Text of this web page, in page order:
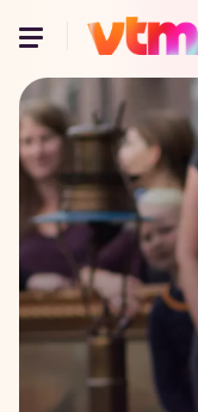
Voor je
best je
van de
Google
Firefox